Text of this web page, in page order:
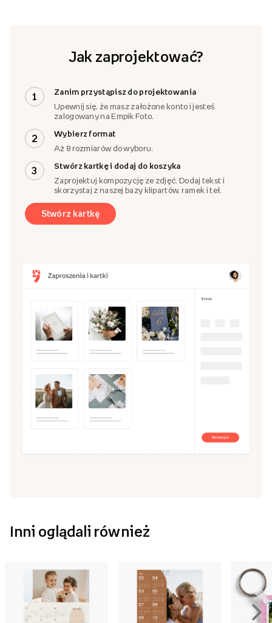
Jak zaprojektować?
1
Zanim przystąpisz do projektowania
Upewnij się, że masz założone konto i jesteś
zalogowany na Empik Foto.
2
Wybierz format
Aż 8 rozmiarów do wyboru.
3
Stwórz kartkę i dodaj do koszyka
Zaprojektuj kompozycję ze zdjęć. Dodaj tekst i
skorzystaj z naszej bazy klipartów, ramek i teł.
Stwórz kartkę
Inni oglądali również